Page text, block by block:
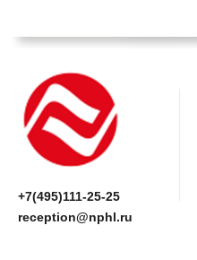
+7(495)111-25-25
reception@nphl.ru